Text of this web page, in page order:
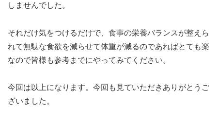
しませんでした。
それだけ気をつけるだけで、食事の栄養バランスが整えら
れて無駄な食欲を減らせて体重が減るのであればとても楽
なので皆様も参考までにやってみてください。
今回は以上になります。今回も見ていただきありがとうご
ざいました。